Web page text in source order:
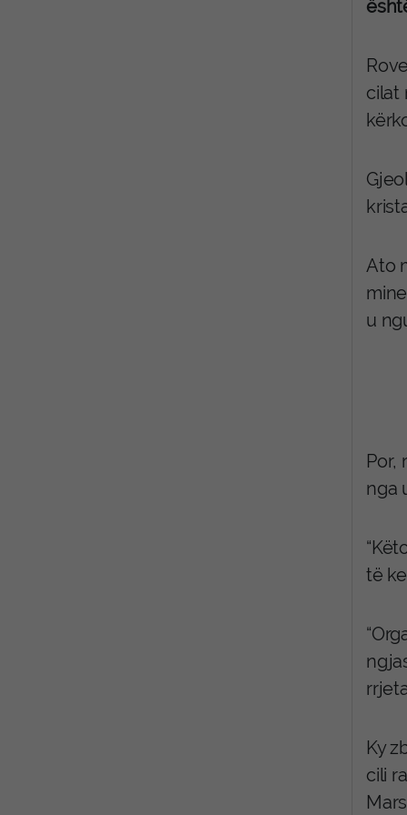
cilat
Ato
u
Por,
nga
të
Ky
cili